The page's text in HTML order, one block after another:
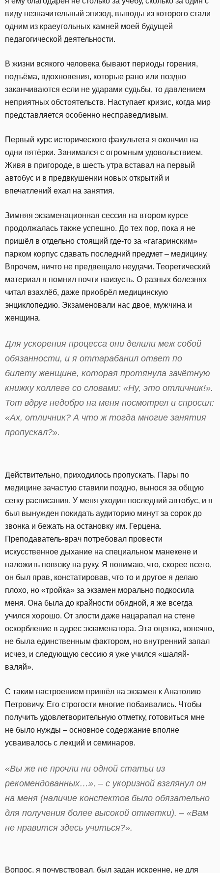
виду незначительный эпизод, выводы из которого стали
одним из краеугольных камней моей будущей
педагогической деятельности.
В жизни всякого человека бывают периоды горения,
подъёма, вдохновения, которые рано или поздно
заканчиваются если не ударами судьбы, то давлением
неприятных обстоятельств. Наступает кризис, когда мир
представляется особенно несправедливым.
Первый курс исторического факультета я окончил на
одни пятёрки. Занимался с огромным удовольствием.
Живя в пригороде, в шесть утра вставал на первый
автобус и в предвкушении новых открытий и
впечатлений ехал на занятия.
Зимняя экзаменационная сессия на втором курсе
продолжалась также успешно. До тех пор, пока я не
пришёл в отдельно стоящий где-то за «гагаринским»
парком корпус сдавать последний предмет – медицину.
Впрочем, ничто не предвещало неудачи. Теоретический
материал я помнил почти наизусть. О разных болезнях
читал взахлёб, даже приобрёл медицинскую
энциклопедию. Экзаменовали нас двое, мужчина и
женщина.
Для ускорения процесса они делили меж собой
обязанности, и я оттарабанил ответ по
билету женщине, которая протянула зачётную
книжку коллеге со словами: «Ну, это отличник!».
Тот вдруг недобро на меня посмотрел и спросил:
«Ах, отличник? А что ж тогда многие занятия
пропускал?».
Действительно, приходилось пропускать. Пары по
медицине зачастую ставили поздно, вынося за общую
сетку расписания. У меня уходил последний автобус, и я
был вынужден покидать аудиторию минут за сорок до
звонка и бежать на остановку им. Герцена.
Преподаватель-врач потребовал провести
искусственное дыхание на специальном манекене и
наложить повязку на руку. Я понимаю, что, скорее всего,
он был прав, констатировав, что то и другое я делаю
плохо, но «тройка» за экзамен морально подкосила
меня. Она была до крайности обидной, я же всегда
учился хорошо. От злости даже нацарапал на стене
оскорбление в адрес экзаменатора. Эта оценка, конечно,
не была единственным фактором, но внутренний запал
исчез, и следующую сессию я уже учился «шаляй-
валяй».
С таким настроением пришёл на экзамен к Анатолию
Петровичу. Его строгости многие побаивались. Чтобы
получить удовлетворительную отметку, готовиться мне
не было нужды – основное содержание вполне
усваивалось с лекций и семинаров.
«Вы же не прочли ни одной статьи из
рекомендованных…», – с укоризной взглянул он
на меня (наличие конспектов было обязательно
для получения более высокой отметки). – «Вам
не нравится здесь учиться?».
Вопрос, я почувствовал, был задан искренне, не для